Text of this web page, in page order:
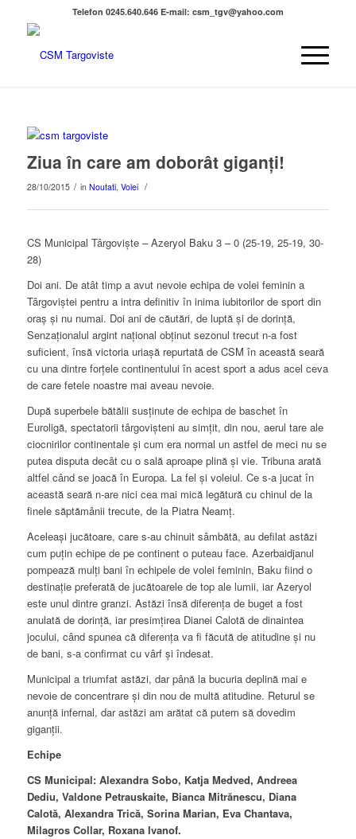
Telefon 0245.640.646 E-mail: csm_tgv@yahoo.com
Ziua în care am doborât giganți!
28/10/2015 / in Noutati, Volei /
CS Municipal Târgoviște – Azeryol Baku 3 – 0 (25-19, 25-19, 30-
28)
Doi ani. De atât timp a avut nevoie echipa de volei feminin a
Târgoviștei pentru a intra definitiv în inima iubitorilor de sport din
oraș și nu numai. Doi ani de căutări, de luptă și de dorință,
Senzaționalul argint național obținut sezonul trecut n-a fost
suficient, însă victoria uriașă repurtată de CSM în această seară
cu una dintre forțele continentului în acest sport a adus acel ceva
de care fetele noastre mai aveau nevoie.
După superbele bătălii susținute de echipa de baschet în
Euroligă, spectatorii târgovișteni au simțit, din nou, aerul tare ale
ciocnirilor continentale și cum era normal un astfel de meci nu se
putea disputa decât cu o sală aproape plină și vie. Tribuna arată
altfel când se joacă în Europa. La fel și voleiul. Ce s-a jucat în
această seară n-are nici cea mai mică legătură cu chinul de la
finele săptămânii trecute, de la Piatra Neamț.
Aceleași jucătoare, care s-au chinuit sâmbătă, au defilat astăzi
cum puțin echipe de pe continent o puteau face. Azerbaidjanul
pompează mulți bani în echipele de volei feminin, Baku fiind o
destinație preferată de jucătoarele de top ale lumii, iar Azeryol
este unul dintre granzi. Astăzi însă diferența de buget a fost
anulată de dorință, iar presimțirea Dianei Calotă de dinaintea
jocului, când spunea că diferența va fi făcută de atitudine și nu
de bani, s-a confirmat cu vârf și îndesat.
Municipal a triumfat astăzi, dar până la bucuria deplină mai e
nevoie de concentrare și din nou de multă atitudine. Returul se
anunță infernal, dar astăzi am arătat că putem să dovedim
giganții.
Echipe
CS Municipal: Alexandra Sobo, Katja Medved, Andreea
Dediu, Valdone Petrauskaite, Bianca Mitrănescu, Diana
Calotă, Alexandra Trică, Sorina Marian, Eva Chantava,
Milagros Collar, Roxana Ivanof.